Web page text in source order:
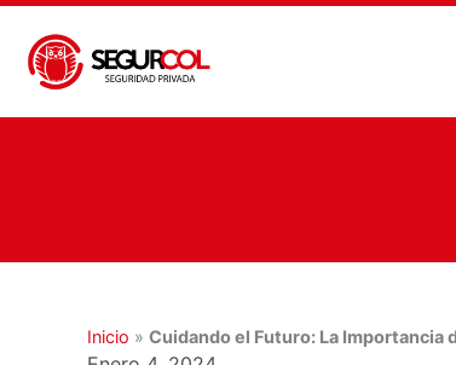
Ir
contenido
Inicio » Cuidando el Futuro: La Importancia